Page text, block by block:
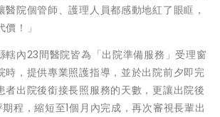
院個管師、護理人員都感動地紅了眼眶，
！」
轄內23間醫院皆為「出院準備服務」受理窗
時，提供專業照護指導，並於出院前夕即完
者出院後銜接長照服務的天數，更讓出院後
程，縮短至1個月內完成，再次審視長輩出